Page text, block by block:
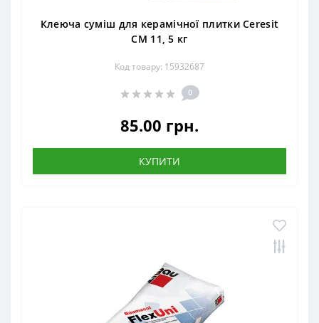
Клеюча суміш для керамічної плитки Ceresit
CM 11, 5 кг
Код товару: 15932687
0
85.00 грн.
КУПИТИ